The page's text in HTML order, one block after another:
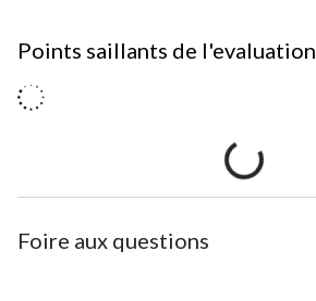
Points saillants de l'evaluation
Foire aux questions